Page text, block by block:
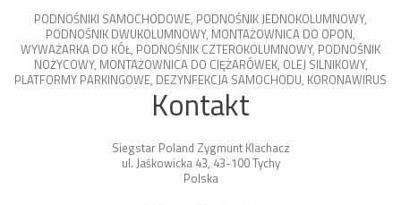
PODNOŚNIKI SAMOCHODOWE, PODNOŚNIK JEDNOKOLUMNOWY,
PODNOŚNIK DWUKOLUMNOWY, MONTAŻOWNICA DO OPON,
WYWAŻARKA DO KÓŁ, PODNOŚNIK CZTEROKOLUMNOWY, PODNOŚNIK
NOŻYCOWY, MONTAŻOWNICA DO CIĘŻARÓWEK, OLEJ SILNIKOWY,
PLATFORMY PARKINGOWE, DEZYNFEKCJA SAMOCHODU, KORONAWIRUS
Kontakt
Siegstar Poland Zygmunt Klachacz
ul. Jaśkowicka 43, 43-100 Tychy
Polska